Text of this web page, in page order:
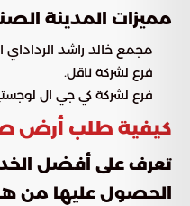
مميزات المدينة
مجمع خالد راشد الرداداي
فرع لشركة ناقل.
فرع لشركة كي جي ال
كيفية طلب أرض
تعرف على أفضل
الحصول عليها من